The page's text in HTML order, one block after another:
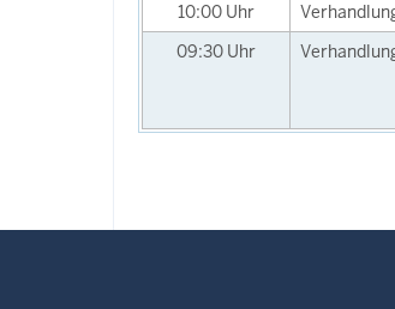
10:00 Uhr
09:30 Uhr